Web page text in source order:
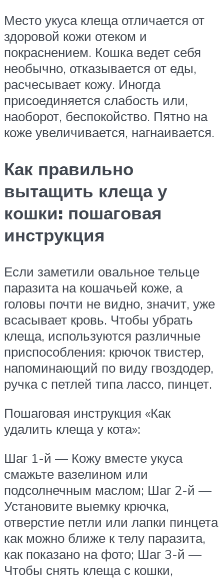
Место укуса клеща отличается от
здоровой кожи отеком и
покраснением. Кошка ведет себя
необычно, отказывается от еды,
расчесывает кожу. Иногда
присоединяется слабость или,
наоборот, беспокойство. Пятно на
коже увеличивается, нагнаивается.
Как правильно
вытащить клеща у
кошки: пошаговая
инструкция
Если заметили овальное тельце
паразита на кошачьей коже, а
головы почти не видно, значит, уже
всасывает кровь. Чтобы убрать
клеща, используются различные
приспособления: крючок твистер,
напоминающий по виду гвоздодер,
ручка с петлей типа лассо, пинцет.
Пошаговая инструкция «Как
удалить клеща у кота»:
Шаг 1-й — Кожу вместе укуса
смажьте вазелином или
подсолнечным маслом; Шаг 2-й —
Установите выемку крючка,
отверстие петли или лапки пинцета
как можно ближе к телу паразита,
как показано на фото; Шаг 3-й —
Чтобы снять клеща с кошки,